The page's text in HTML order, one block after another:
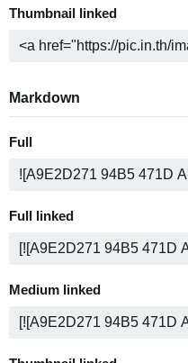
Thumbnail linked
Markdown
Full
Full linked
Medium linked